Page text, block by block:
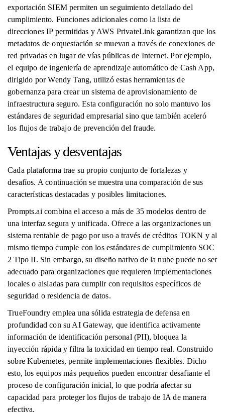
exportación SIEM permiten un seguimiento detallado del
cumplimiento. Funciones adicionales como la lista de
direcciones IP permitidas y AWS PrivateLink garantizan que los
metadatos de orquestación se muevan a través de conexiones de
red privadas en lugar de vías públicas de Internet. Por ejemplo,
el equipo de ingeniería de aprendizaje automático de Cash App,
dirigido por Wendy Tang, utilizó estas herramientas de
gobernanza para crear un sistema de aprovisionamiento de
infraestructura seguro. Esta configuración no solo mantuvo los
estándares de seguridad empresarial sino que también aceleró
los flujos de trabajo de prevención del fraude.
Ventajas y desventajas
Cada plataforma trae su propio conjunto de fortalezas y
desafíos. A continuación se muestra una comparación de sus
características destacadas y posibles limitaciones.
Prompts.ai combina el acceso a más de 35 modelos dentro de
una interfaz segura y unificada. Ofrece a las organizaciones un
sistema rentable de pago por uso a través de créditos TOKN y al
mismo tiempo cumple con los estándares de cumplimiento SOC
2 Tipo II. Sin embargo, su diseño nativo de la nube puede no ser
adecuado para organizaciones que requieren implementaciones
locales o aisladas para cumplir con requisitos específicos de
seguridad o residencia de datos.
TrueFoundry emplea una sólida estrategia de defensa en
profundidad con su AI Gateway, que identifica activamente
información de identificación personal (PII), bloquea la
inyección rápida y filtra la toxicidad en tiempo real. Construido
sobre Kubernetes, permite implementaciones flexibles. Dicho
esto, los equipos más pequeños pueden encontrar desafiante el
proceso de configuración inicial, lo que podría afectar su
capacidad para proteger los flujos de trabajo de IA de manera
efectiva.